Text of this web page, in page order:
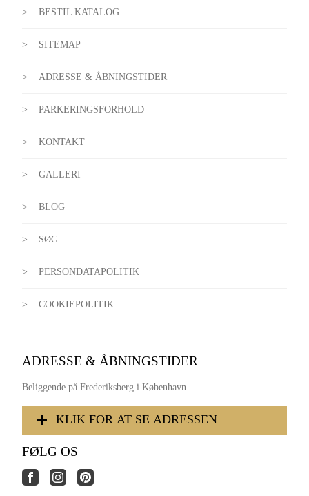
BESTIL KATALOG
SITEMAP
ADRESSE & ÅBNINGSTIDER
PARKERINGSFORHOLD
KONTAKT
GALLERI
BLOG
SØG
PERSONDATAPOLITIK
COOKIEPOLITIK
ADRESSE & ÅBNINGSTIDER
Beliggende på Frederiksberg i København.
KLIK FOR AT SE ADRESSEN
FØLG OS